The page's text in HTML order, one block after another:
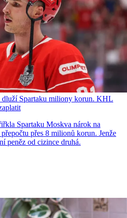
dluží Spartaku miliony korun. KHL
Spartaku Moskva nárok na
přes 8 milionů korun. Jenže
peněz od cizince druhá.